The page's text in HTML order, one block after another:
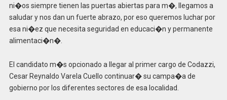
ni�os siempre tienen las puertas abiertas para m�, llegamos a
saludar y nos dan un fuerte abrazo, por eso queremos luchar por
esa ni�ez que necesita seguridad en educaci�n y permanente
alimentaci�n�.
El candidato m�s opcionado a llegar al primer cargo de Codazzi,
Cesar Reynaldo Varela Cuello continuar� su campa�a de
gobierno por los diferentes sectores de esa localidad.